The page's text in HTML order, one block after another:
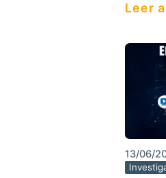
Leer
13/06/